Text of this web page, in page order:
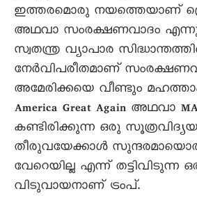
ഇത്തരമൊരു നയത്തെയാണ്
അഥവാ സംരക്ഷണവാദം
സ്വതന്ത്ര വ്യാപാര
നേർവിപരീതമാണ്
അമേരിക്കയെ വീണ്ടും
America Great Again അഥവാ
കണ്ടിരിക്കുന്ന ഒരു
തീരുവയേക്കാൾ
വേറെയില്ല എന്ന് തട്ടിവിടുന്ന
വിടുവായനാണ് ട്രംപ്.